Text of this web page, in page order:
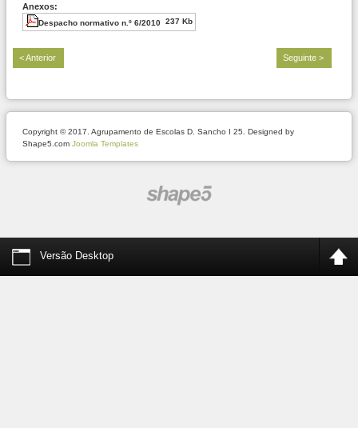
Anexos:
Despacho normativo n.º 6/2010 237 Kb
< Anterior Seguinte >
Copyright © 2017. Agrupamento de Escolas D. Sancho I 25. Designed by
Shape5.com Joomla Templates
Versão Desktop